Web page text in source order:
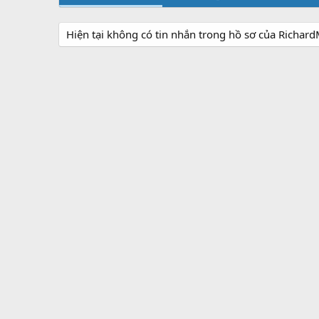
Hiện tại không có tin nhắn trong hồ sơ của